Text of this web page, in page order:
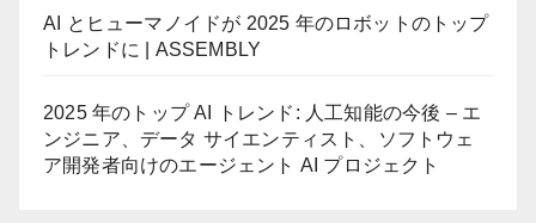
AI とヒューマノイドが 2025 年のロボットのトップ
トレンドに | ASSEMBLY
2025 年のトップ AI トレンド: 人工知能の今後 – エ
ンジニア、データ サイエンティスト、ソフトウェ
ア開発者向けのエージェント AI プロジェクト